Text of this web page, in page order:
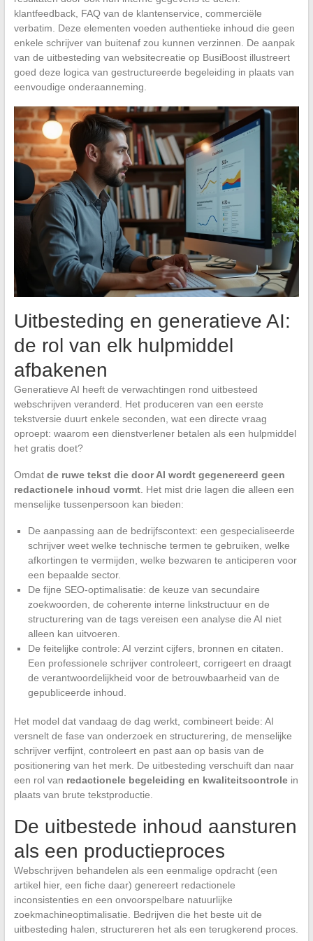
klantfeedback, FAQ van de klantenservice, commerciële
verbatim. Deze elementen voeden authentieke inhoud die geen
enkele schrijver van buitenaf zou kunnen verzinnen. De aanpak
van de uitbesteding van websitecreatie op BusiBoost illustreert
goed deze logica van gestructureerde begeleiding in plaats van
eenvoudige onderaanneming.
Uitbesteding en generatieve AI:
de rol van elk hulpmiddel
afbakenen
Generatieve AI heeft de verwachtingen rond uitbesteed
webschrijven veranderd. Het produceren van een eerste
tekstversie duurt enkele seconden, wat een directe vraag
oproept: waarom een dienstverlener betalen als een hulpmiddel
het gratis doet?
Omdat de ruwe tekst die door AI wordt gegenereerd geen
redactionele inhoud vormt. Het mist drie lagen die alleen een
menselijke tussenpersoon kan bieden:
De aanpassing aan de bedrijfscontext: een gespecialiseerde
schrijver weet welke technische termen te gebruiken, welke
afkortingen te vermijden, welke bezwaren te anticiperen voor
een bepaalde sector.
De fijne SEO-optimalisatie: de keuze van secundaire
zoekwoorden, de coherente interne linkstructuur en de
structurering van de tags vereisen een analyse die AI niet
alleen kan uitvoeren.
De feitelijke controle: AI verzint cijfers, bronnen en citaten.
Een professionele schrijver controleert, corrigeert en draagt
de verantwoordelijkheid voor de betrouwbaarheid van de
gepubliceerde inhoud.
Het model dat vandaag de dag werkt, combineert beide: AI
versnelt de fase van onderzoek en structurering, de menselijke
schrijver verfijnt, controleert en past aan op basis van de
positionering van het merk. De uitbesteding verschuift dan naar
een rol van redactionele begeleiding en kwaliteitscontrolein
plaats van brute tekstproductie.
De uitbestede inhoud aansturen
als een productieproces
Webschrijven behandelen als een eenmalige opdracht (een
artikel hier, een fiche daar) genereert redactionele
inconsistenties en een onvoorspelbare natuurlijke
zoekmachineoptimalisatie. Bedrijven die het beste uit de
uitbesteding halen, structureren het als een terugkerend proces.